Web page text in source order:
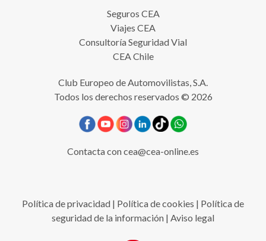
Seguros CEA
Viajes CEA
Consultoría Seguridad Vial
CEA Chile
Club Europeo de Automovilistas, S.A.
Todos los derechos reservados © 2026
Contacta concea@cea-online.es
Política de privacidad | Política de cookies | Política de
seguridad de la información | Aviso legal